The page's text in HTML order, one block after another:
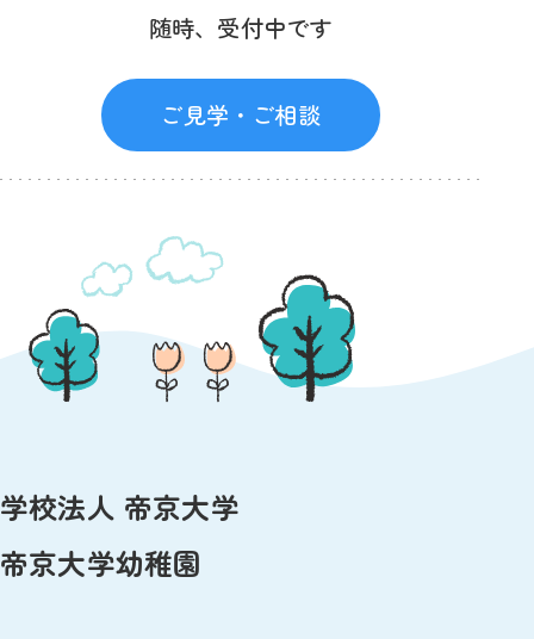
随時、受付中です
ご見学・ご相談
学校法人 帝京大学
帝京大学幼稚園